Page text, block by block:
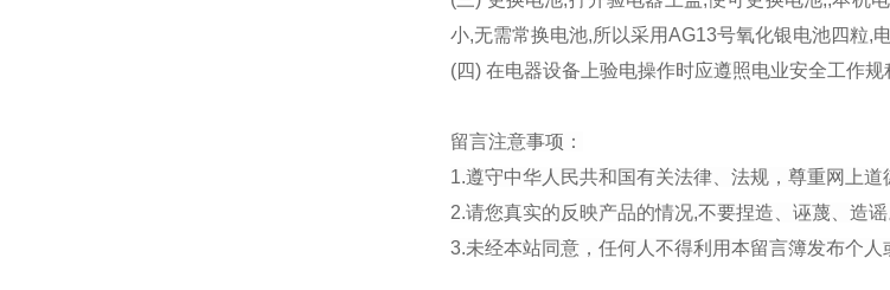
小,无需常换电池,所以采用AG13号氧化银电池四粒,
(四) 在电器设备上验电操作时应遵照电业安全工作
留言注意事项：
1.遵守中华人民共和国有关法律、法规，尊重网上
2.请您真实的反映产品的情况,不要捏造、诬蔑、造
3.未经本站同意，任何人不得利用本留言簿发布个